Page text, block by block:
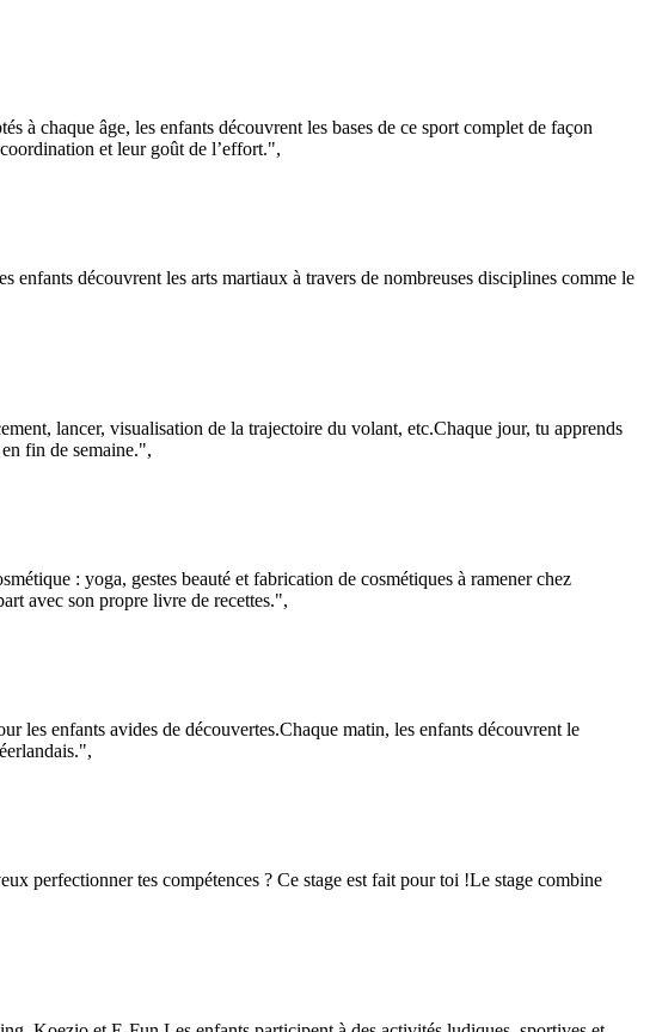
à chaque âge, les enfants découvrent les bases de ce sport complet de façon
et leur goût de l’effort.",
découvrent les arts martiaux à travers de nombreuses disciplines comme le
lancer, visualisation de la trajectoire du volant, etc.Chaque jour, tu apprends
fin de semaine.",
: yoga, gestes beauté et fabrication de cosmétiques à ramener chez
avec son propre livre de recettes.",
les enfants avides de découvertes.Chaque matin, les enfants découvrent le
perfectionner tes compétences ? Ce stage est fait pour toi !Le stage combine